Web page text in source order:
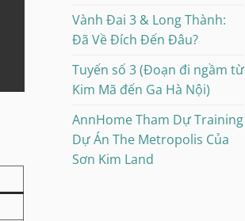
Vành Đai 3 & Long Thành:
Đã Về Đích Đến Đâu?
Tuyến số 3 (Đoạn đi ngầm từ
Kim Mã đến Ga Hà Nội)
AnnHome Tham Dự Training
Dự Án The Metropolis Của
Sơn Kim Land